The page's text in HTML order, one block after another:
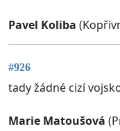
Pavel Koliba
#926
tady žádné cizí
Marie Matoušová